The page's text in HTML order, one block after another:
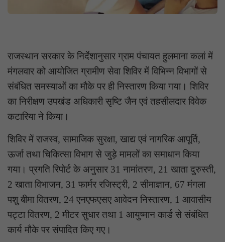
राजस्थान सरकार के निर्देशानुसार ग्राम पंचायत हुलमाना कलां में
मंगलवार को आयोजित ग्रामीण सेवा शिविर में विभिन्न विभागों से
संबंधित समस्याओं का मौके पर ही निस्तारण किया गया। शिविर
का निरीक्षण उपखंड अधिकारी सृष्टि जैन एवं तहसीलदार विवेक
कटारिया ने किया।
शिविर में राजस्व, सामाजिक सुरक्षा, खाद्य एवं नागरिक आपूर्ति,
ऊर्जा तथा चिकित्सा विभाग से जुड़े मामलों का समाधान किया
गया। प्रगति रिपोर्ट के अनुसार 31 नामांतरण, 21 खाता दुरुस्ती,
2 खाता विभाजन, 31 फार्मर रजिस्ट्री, 2 सीमाज्ञान, 67 मंगला
पशु बीमा वितरण, 24 एनएफएसए आवेदन निस्तारण, 1 आवासीय
पट्टा वितरण, 2 मीटर सुधार तथा 1 आयुष्मान कार्ड से संबंधित
कार्य मौके पर संपादित किए गए।